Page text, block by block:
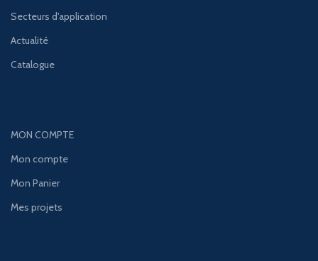
Secteurs d'application
Actualité
Catalogue
MON COMPTE
Mon compte
Mon Panier
Mes projets